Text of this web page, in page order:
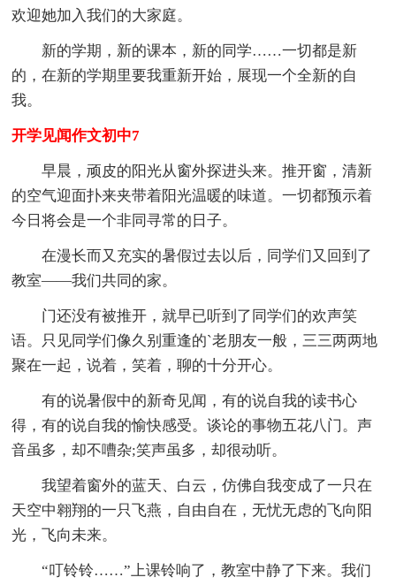
欢迎她加入我们的大家庭。
新的学期，新的课本，新的同学……一切都是新
的，在新的学期里要我重新开始，展现一个全新的自
我。
开学见闻作文初中7
早晨，顽皮的阳光从窗外探进头来。推开窗，清新
的空气迎面扑来夹带着阳光温暖的味道。一切都预示着
今日将会是一个非同寻常的日子。
在漫长而又充实的暑假过去以后，同学们又回到了
教室——我们共同的家。
门还没有被推开，就早已听到了同学们的欢声笑
语。只见同学们像久别重逢的`老朋友一般，三三两两地
聚在一起，说着，笑着，聊的十分开心。
有的说暑假中的新奇见闻，有的说自我的读书心
得，有的说自我的愉快感受。谈论的事物五花八门。声
音虽多，却不嘈杂;笑声虽多，却很动听。
我望着窗外的蓝天、白云，仿佛自我变成了一只在
天空中翱翔的一只飞燕，自由自在，无忧无虑的飞向阳
光，飞向未来。
“叮铃铃……”上课铃响了，教室中静了下来。我们